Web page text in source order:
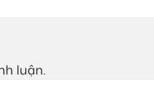
luận.